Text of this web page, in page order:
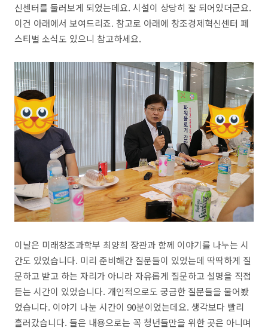
신센터를 둘러보게 되었는데요. 시설이 상당히 잘 되어있더군요.
이건 아래에서 보여드리죠. 참고로 아래에 창조경제혁신센터 페
스티벌 소식도 있으니 참고하세요.
이날은 미래창조과학부 최양희 장관과 함께 이야기를 나누는 시
간도 있었습니다. 미리 준비해간 질문들이 있었는데 딱딱하게 질
문하고 받고 하는 자리가 아니라 자유롭게 질문하고 설명을 직접
듣는 시간이 있었습니다. 개인적으로도 궁금한 질문들을 물어봤
었습니다. 이야기 나눈 시간이 90분이었는데요. 생각보다 빨리
흘러갔습니다. 들은 내용으로는 꼭 청년들만을 위한 곳은 아니며